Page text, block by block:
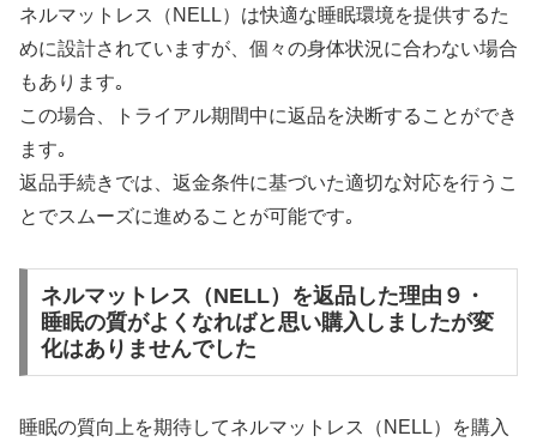
ネルマットレス（NELL）は快適な睡眠環境を提供するた
めに設計されていますが、個々の身体状況に合わない場合
もあります｡
この場合、トライアル期間中に返品を決断することができ
ます｡
返品手続きでは、返金条件に基づいた適切な対応を行うこ
とでスムーズに進めることが可能です｡
ネルマットレス（NELL）を返品した理由９・
睡眠の質がよくなればと思い購入しましたが変
化はありませんでした
睡眠の質向上を期待してネルマットレス（NELL）を購入